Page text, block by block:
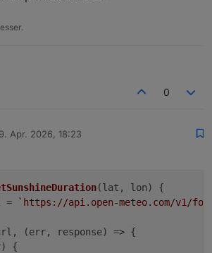
0
Apr. 2026, 18:23
von
(lat, lon) {
= `https://api.open-meteo.com/v1/
(err, response) => {
{